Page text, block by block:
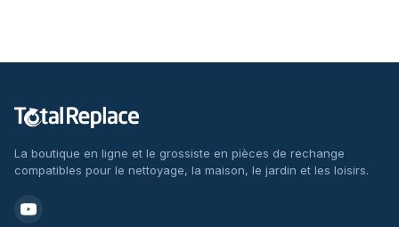
La boutique en ligne et le grossiste en pièces de rechange
compatibles pour le nettoyage, la maison, le jardin et les loisirs.